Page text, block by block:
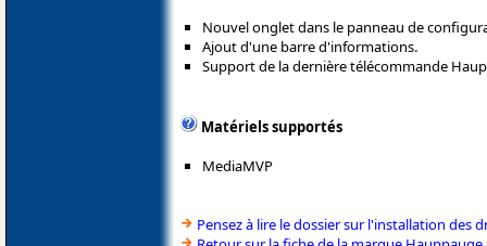
Nouvel onglet dans le panneau de
Ajout d'une barre d'informations.
Support de la dernière télécommande
Matériels supportés
MediaMVP
Pensez à lire le dossier sur l'installation des